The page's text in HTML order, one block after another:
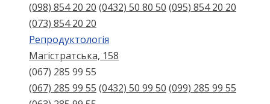
(098) 854 20 20 (0432) 50 80 50 (095) 854 20 20
(073) 854 20 20
Репродуктологія
Магістратська, 158
(067) 285 99 55
(067) 285 99 55 (0432) 50 99 50 (099) 285 99 55